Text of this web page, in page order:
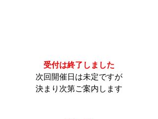
受付は終了しました
次回開催日は未定ですが
決まり次第ご案内します